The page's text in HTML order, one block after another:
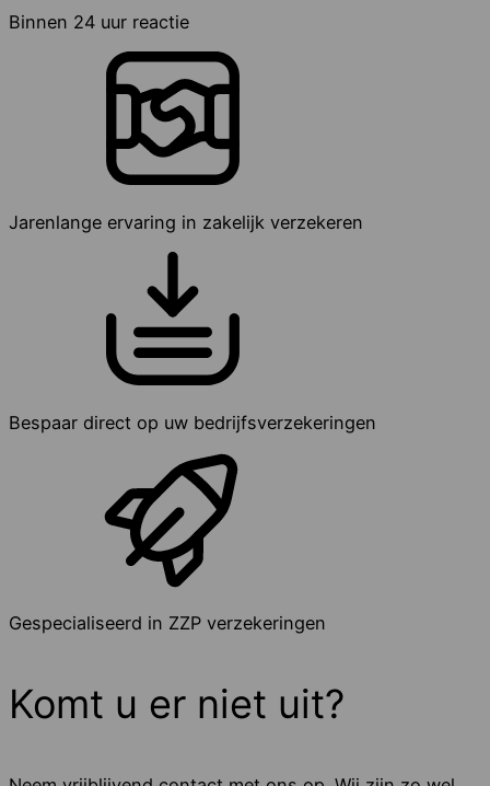
Binnen 24 uur reactie
Jarenlange ervaring in zakelijk verzekeren
Bespaar direct op uw bedrijfsverzekeringen
Gespecialiseerd in ZZP verzekeringen
Komt u er niet uit?